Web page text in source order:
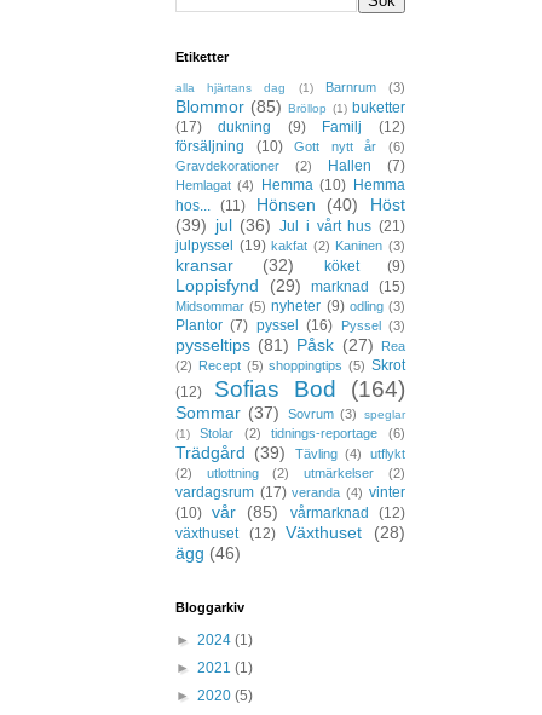
Etiketter
alla hjärtans dag (1) Barnrum (3)
Blommor (85) Bröllop (1) buketter
(17)
dukning (9) Familj
(12)
försäljning
(10) Gott nytt år
(6)
Gravdekorationer
(2) Hallen (7)
Hemlagat (4) Hemma (10) Hemma
hos...
(11) Hönsen (40)
Höst
(39) jul (36) Jul i vårt hus (21)
julpyssel
(19) kakfat (2) Kaninen (3)
kransar (32) köket (9)
Loppisfynd (29) marknad (15)
Midsommar (5) nyheter (9) odling (3)
Plantor (7) pyssel (16) Pyssel (3)
pysseltips (81) Påsk (27)
Rea
(2) Recept (5) shoppingtips (5) Skrot
(12)
Sofias Bod (164)
Sommar (37) Sovrum (3)
speglar
(1)
Stolar (2) tidnings-reportage (6)
Trädgård (39) Tävling (4)
utflykt
(2)
utlottning (2) utmärkelser (2)
vardagsrum (17) veranda (4) vinter
(10) vår (85) vårmarknad
(12)
växthuset
(12) Växthuset
(28)
ägg (46)
Bloggarkiv
► 2024 (1)
► 2021 (1)
► 2020 (5)